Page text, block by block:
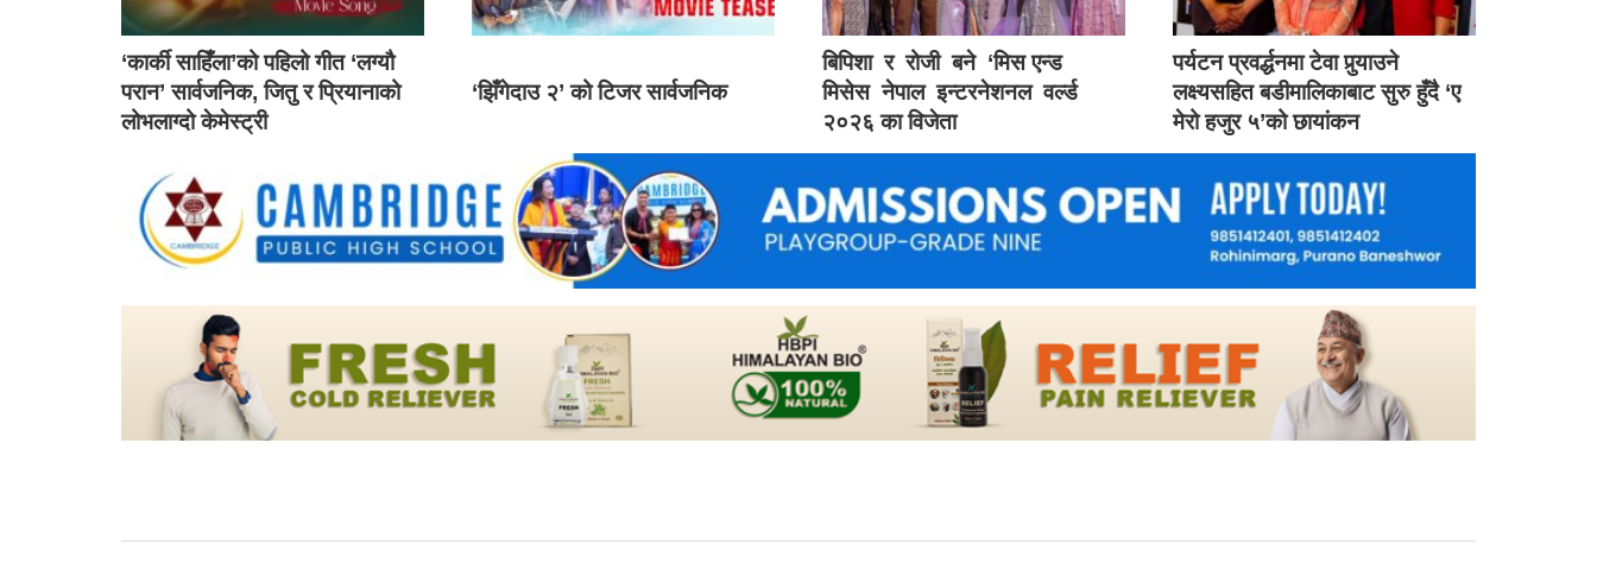
‘कार्की साहिँला’को पहिलो गीत ‘लग्यौ
परान’ सार्वजनिक, जितु र प्रियानाको
लोभलाग्दो केमेस्ट्री
‘झिँगेदाउ २’ को टिजर सार्वजनिक
बिपिशा र रोजी बने ‘मिस एन्ड
मिसेस नेपाल इन्टरनेशनल वर्ल्ड
२०२६ का विजेता
पर्यटन प्रवर्द्धनमा टेवा पुर्‍याउने
लक्ष्यसहित बडीमालिकाबाट सुरु हुँदै ‘ए
मेरो हजुर ५’को छायांकन